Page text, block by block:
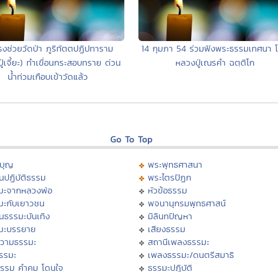
งช่วยวัดป่า ภูริทัตตปฏิปทาราม
จี้ยะ) ทำเขื่อนกระสอบทราย ด่วน
น้ำท่วมเกือบเข้าวัดแล้ว
14 กุมภา 54 ร่วมฟังพระธรรมเทศนา
หลวงปู่เณรคำ ฉตฺติโก
Go To Top
ญ
ปฏิบัติธรรม
ะจากหลวงพ่อ
ะกับเยาวชน
ธรรมะบันเทิง
ะบรรยาย
ามธรรมะ
รมะ
รม คำคม โดนใจ
พระพุทธศาสนา
พระไตรปิฏก
หัวข้อธรรม
พจนานุกรมพุทธศาสน์
มิลินทปัญหา
เสียงธรรม
สถานีเพลงธรรมะ
เพลงธรรมะ/ดนตรีสมาธิ
ธรรมะปฏิบัติ